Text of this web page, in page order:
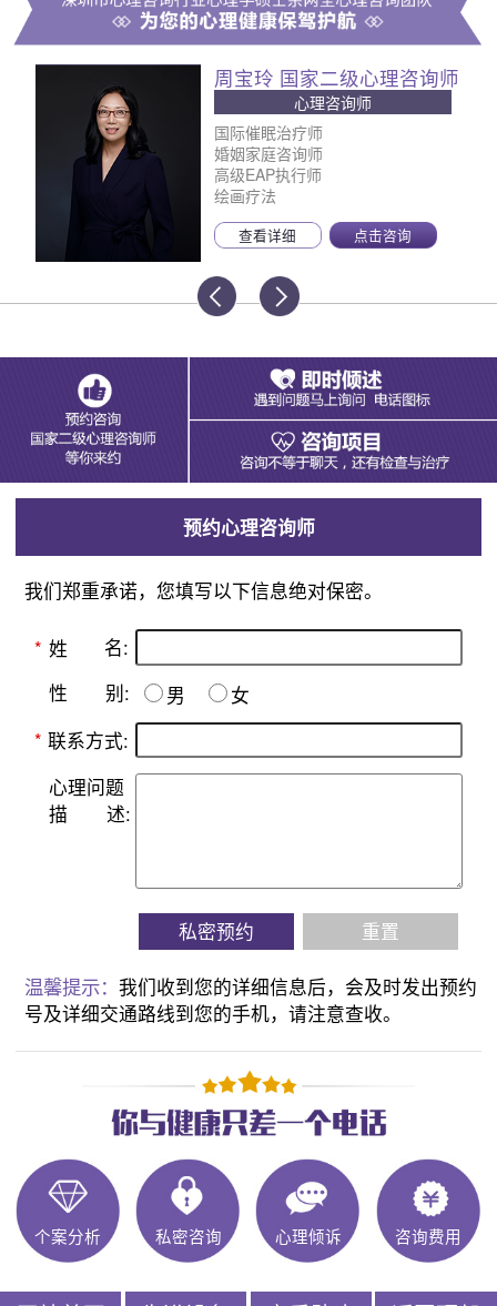
周宝玲 国家二级心理咨询师
心理咨询师
国际催眠治疗师
婚姻家庭咨询师
高级EAP执行师
绘画疗法
查看详细 点击咨询
预约心理咨询师
我们郑重承诺，您填写以下信息绝对保密。
* 姓 名:
性 别: 男
女
* 联系方式:
心理问题
描
述:
私密预约 重置
温馨提示：我们收到您的详细信息后，会及时发出预约
号及详细交通路线到您的手机，请注意查收。
个案分析 私密咨询 心理倾诉 咨询费用